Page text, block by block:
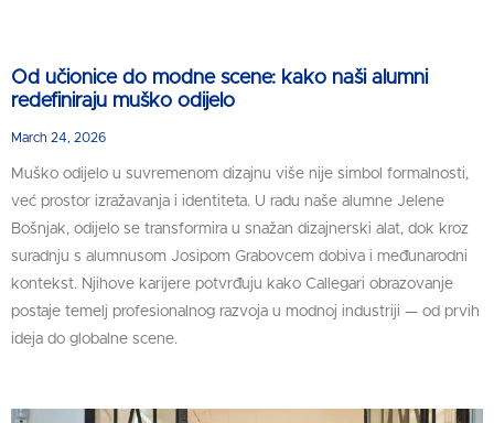
Od učionice do modne scene: kako naši alumni
redefiniraju muško odijelo
March 24, 2026
Muško odijelo u suvremenom dizajnu više nije simbol formalnosti,
već prostor izražavanja i identiteta. U radu naše alumne Jelene
Bošnjak, odijelo se transformira u snažan dizajnerski alat, dok kroz
suradnju s alumnusom Josipom Grabovcem dobiva i međunarodni
kontekst. Njihove karijere potvrđuju kako Callegari obrazovanje
postaje temelj profesionalnog razvoja u modnoj industriji — od prvih
ideja do globalne scene.